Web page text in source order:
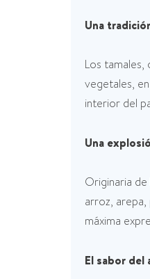
Una
Los
vegetales,
interior del
Una
Originaria
arroz,
máxima
El sabor